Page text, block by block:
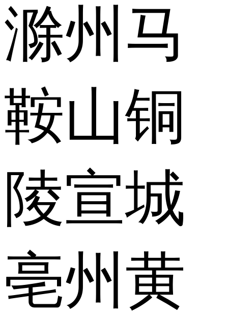
滁州 马
鞍山铜
陵宣城
亳州 黄